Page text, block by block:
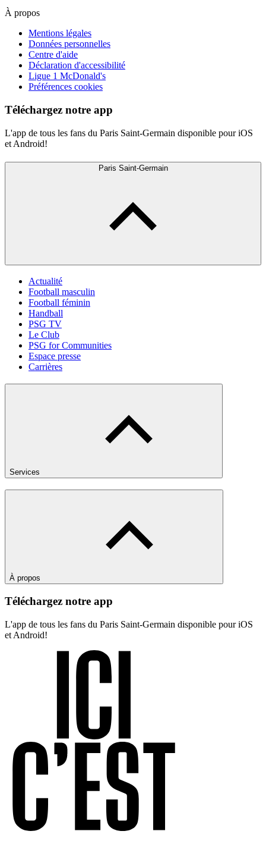
À propos
Mentions légales
Données personnelles
Centre d'aide
Déclaration d'accessibilité
Ligue 1 McDonald's
Préférences cookies
Téléchargez notre app
L'app de tous les fans du Paris Saint-Germain disponible pour iOS
et Android!
Paris Saint-Germain
Actualité
Football masculin
Football féminin
Handball
PSG TV
Le Club
PSG for Communities
Espace presse
Carrières
Services
À propos
Téléchargez notre app
L'app de tous les fans du Paris Saint-Germain disponible pour iOS
et Android!